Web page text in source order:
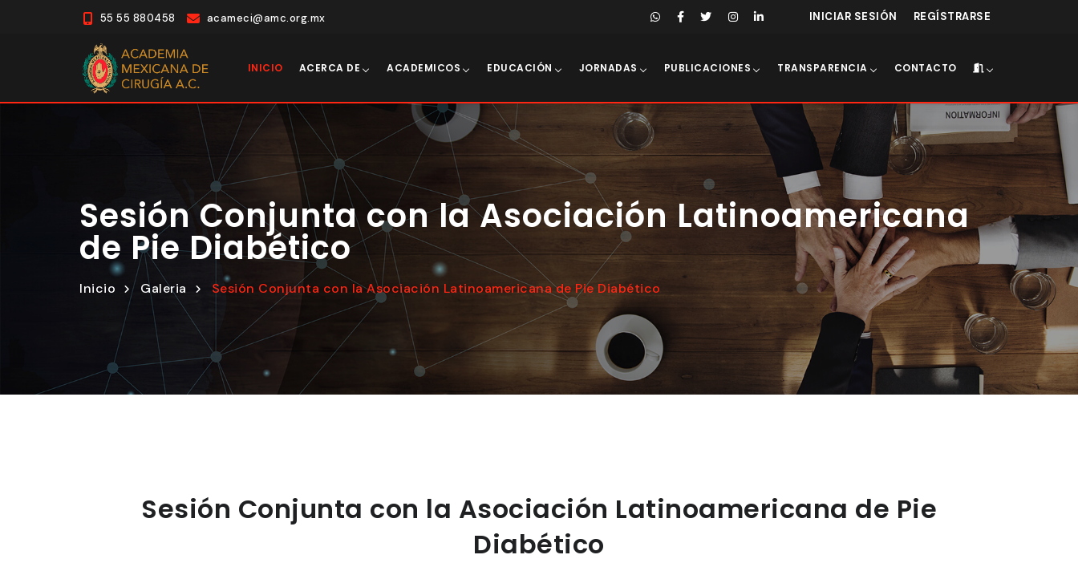
55 55 880458 acameci@amc.org.mx INICIAR SESIÓN REGÍSTRARSE
INICIO ACERCA DE ACADEMICOS EDUCACIÓN JORNADAS PUBLICACIONES TRANSPARENCIA CONTACTO
Sesión Conjunta con la Asociación Latinoamericana
de Pie Diabético
Inicio Galeria Sesión Conjunta con la Asociación Latinoamericana de Pie Diabético
Sesión Conjunta con la Asociación Latinoamericana de Pie
Diabético